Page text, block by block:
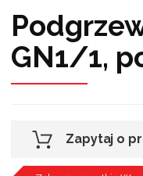
GN1/1,
Zapytaj o